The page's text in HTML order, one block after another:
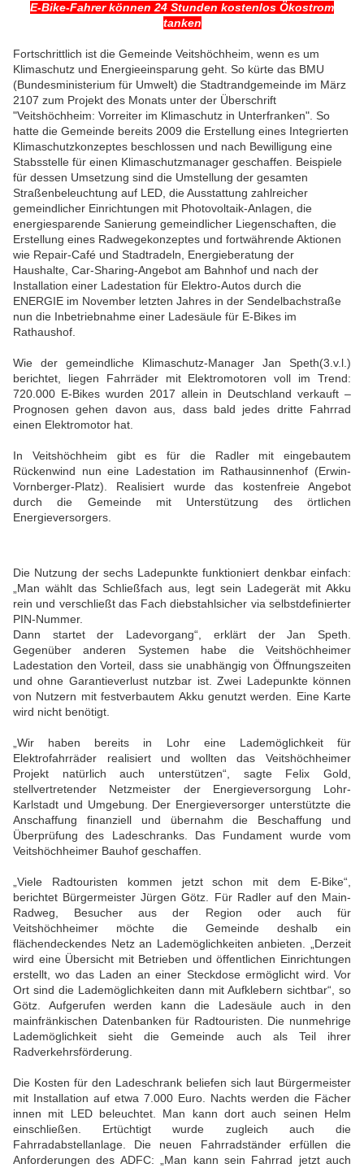
E-Bike-Fahrer können 24 Stunden kostenlos Ökostrom
tanken
Fortschrittlich ist die Gemeinde Veitshöchheim, wenn es um
Klimaschutz und Energieeinsparung geht. So kürte das BMU
(Bundesministerium für Umwelt) die Stadtrandgemeinde im März
2107 zum Projekt des Monats unter der Überschrift
"Veitshöchheim: Vorreiter im Klimaschutz in Unterfranken". So
hatte die Gemeinde bereits 2009 die Erstellung eines Integrierten
Klimaschutzkonzeptes beschlossen und nach Bewilligung eine
Stabsstelle für einen Klimaschutzmanager geschaffen. Beispiele
für dessen Umsetzung sind die Umstellung der gesamten
Straßenbeleuchtung auf LED, die Ausstattung zahlreicher
gemeindlicher Einrichtungen mit Photovoltaik-Anlagen, die
energiesparende Sanierung gemeindlicher Liegenschaften, die
Erstellung eines Radwegekonzeptes und fortwährende Aktionen
wie Repair-Café und Stadtradeln, Energieberatung der
Haushalte, Car-Sharing-Angebot am Bahnhof und nach der
Installation einer Ladestation für Elektro-Autos durch die
ENERGIE im November letzten Jahres in der Sendelbachstraße
nun die Inbetriebnahme einer Ladesäule für E-Bikes im
Rathaushof.
Wie der gemeindliche Klimaschutz-Manager Jan Speth(3.v.l.)
berichtet, liegen Fahrräder mit Elektromotoren voll im Trend:
720.000 E-Bikes wurden 2017 allein in Deutschland verkauft –
Prognosen gehen davon aus, dass bald jedes dritte Fahrrad
einen Elektromotor hat.
In Veitshöchheim gibt es für die Radler mit eingebautem
Rückenwind nun eine Ladestation im Rathausinnenhof (Erwin-
Vornberger-Platz). Realisiert wurde das kostenfreie Angebot
durch die Gemeinde mit Unterstützung des örtlichen
Energieversorgers.
Die Nutzung der sechs Ladepunkte funktioniert denkbar einfach:
„Man wählt das Schließfach aus, legt sein Ladegerät mit Akku
rein und verschließt das Fach diebstahlsicher via selbstdefinierter
PIN-Nummer.
Dann startet der Ladevorgang“, erklärt der Jan Speth.
Gegenüber anderen Systemen habe die Veitshöchheimer
Ladestation den Vorteil, dass sie unabhängig von Öffnungszeiten
und ohne Garantieverlust nutzbar ist. Zwei Ladepunkte können
von Nutzern mit festverbautem Akku genutzt werden. Eine Karte
wird nicht benötigt.
„Wir haben bereits in Lohr eine Lademöglichkeit für
Elektrofahrräder realisiert und wollten das Veitshöchheimer
Projekt natürlich auch unterstützen“, sagte Felix Gold,
stellvertretender Netzmeister der Energieversorgung Lohr-
Karlstadt und Umgebung. Der Energieversorger unterstützte die
Anschaffung finanziell und übernahm die Beschaffung und
Überprüfung des Ladeschranks. Das Fundament wurde vom
Veitshöchheimer Bauhof geschaffen.
„Viele Radtouristen kommen jetzt schon mit dem E-Bike“,
berichtet Bürgermeister Jürgen Götz. Für Radler auf den Main-
Radweg, Besucher aus der Region oder auch für
Veitshöchheimer möchte die Gemeinde deshalb ein
flächendeckendes Netz an Lademöglichkeiten anbieten. „Derzeit
wird eine Übersicht mit Betrieben und öffentlichen Einrichtungen
erstellt, wo das Laden an einer Steckdose ermöglicht wird. Vor
Ort sind die Lademöglichkeiten dann mit Aufklebern sichtbar“, so
Götz. Aufgerufen werden kann die Ladesäule auch in den
mainfränkischen Datenbanken für Radtouristen. Die nunmehrige
Lademöglichkeit sieht die Gemeinde auch als Teil ihrer
Radverkehrsförderung.
Die Kosten für den Ladeschrank beliefen sich laut Bürgermeister
mit Installation auf etwa 7.000 Euro. Nachts werden die Fächer
innen mit LED beleuchtet. Man kann dort auch seinen Helm
einschließen. Ertüchtigt wurde zugleich auch die
Fahrradabstellanlage. Die neuen Fahrradständer erfüllen die
Anforderungen des ADFC: „Man kann sein Fahrrad jetzt auch